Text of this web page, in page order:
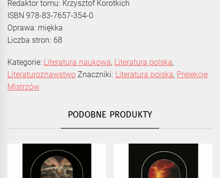
Redaktor tomu: Krzysztof Korotkich
ISBN 978-83-7657-354-0
Oprawa: miękka
Liczba stron: 68
Kategorie: Literatura naukowa, Literatura polska,
Literaturoznawstwo Znaczniki: Literatura polska, Prelekcje
Mistrzów
PODOBNE PRODUKTY